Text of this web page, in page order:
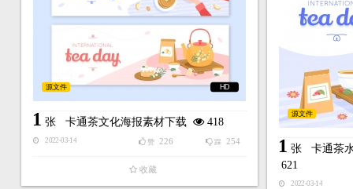
HD
源文件
1 张 卡通茶文化海报素材下载 418
2022-03-14 踩 254
赞 226
收藏
源文件
1 张 卡通茶
621
2022-03-14